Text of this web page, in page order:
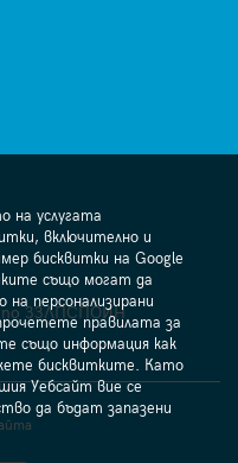
по ЗЗЛПСПОИН
на услугата
включително и
бисквитки на Google
също могат да
персонализирани
правилата за
също информация как
бисквитките. Като
Уебсайт вие се
да бъдат запазени